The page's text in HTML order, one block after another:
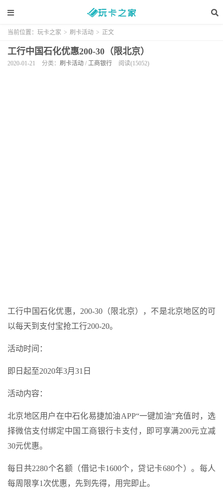
当前位置： 玩卡之家 > 刷卡活动 > 正文
工行中国石化优惠200-30（限北京）
2020-01-21 分类： 刷卡活动 / 工商银行 阅读(15052)
工行中国石化优惠，200-30（限北京），不是北京地区的可
以每天到支付宝抢工行200-20。
活动时间：
即日起至2020年3月31日
活动内容：
北京地区用户在中石化易捷加油APP“一键加油”充值时，选
择微信支付绑定中国工商银行卡支付，即可享满200元立减
30元优惠。
每日共2280个名额（借记卡1600个，贷记卡680个）。每人
每周限享1次优惠，先到先得，用完即止。